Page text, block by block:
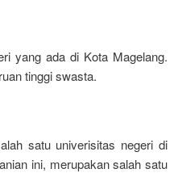
yang ada di Kota Magelang.
tinggi swasta.
satu univerisitas negeri di
ini, merupakan salah satu